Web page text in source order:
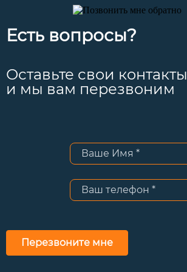
Есть вопросы?
Оставьте свои контакты
и мы вам перезвоним
Перезвоните мне